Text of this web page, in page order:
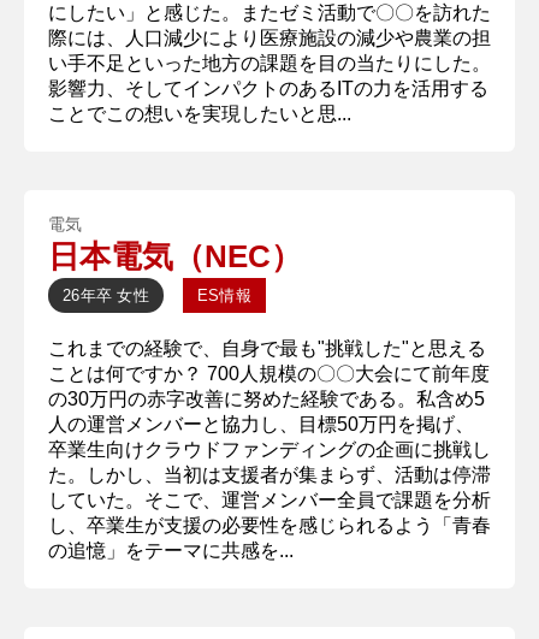
にしたい」と感じた。またゼミ活動で〇〇を訪れた
際には、人口減少により医療施設の減少や農業の担
い手不足といった地方の課題を目の当たりにした。
影響力、そしてインパクトのあるITの力を活用する
ことでこの想いを実現したいと思...
電気
日本電気（NEC）
26年卒 女性 ES情報
これまでの経験で、自身で最も"挑戦した"と思える
ことは何ですか？ 700人規模の〇〇大会にて前年度
の30万円の赤字改善に努めた経験である。私含め5
人の運営メンバーと協力し、目標50万円を掲げ、
卒業生向けクラウドファンディングの企画に挑戦し
た。しかし、当初は支援者が集まらず、活動は停滞
していた。そこで、運営メンバー全員で課題を分析
し、卒業生が支援の必要性を感じられるよう「青春
の追憶」をテーマに共感を...